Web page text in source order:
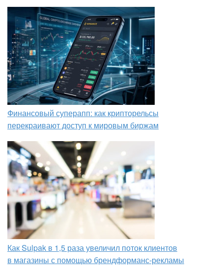
Финансовый суперапп: как крипторельсы
перекраивают доступ к мировым биржам
Как Sulpak в 1,5 раза увеличил поток клиентов
в магазины с помощью брендформанс-рекламы